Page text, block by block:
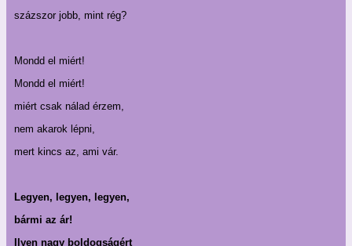
százszor jobb, mint rég?
Mondd el miért!
Mondd el miért!
miért csak nálad érzem,
nem akarok lépni,
mert kincs az, ami vár.
Legyen, legyen, legyen,
bármi az ár!
Ilyen nagy boldogságért